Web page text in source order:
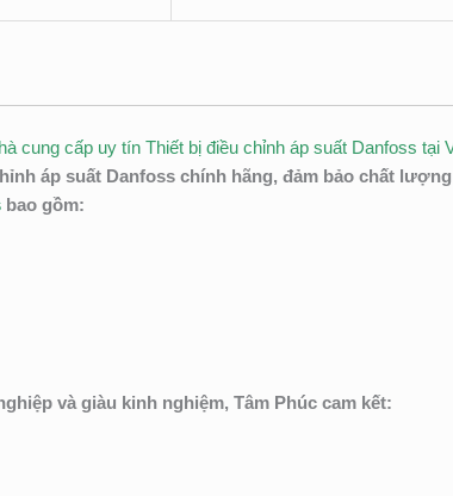
cung cấp uy tín Thiết bị điều chỉnh áp suất Danfoss tại
áp suất Danfoss chính hãng, đảm bảo chất
bao gồm:
và giàu kinh nghiệm, Tâm Phúc cam kết: